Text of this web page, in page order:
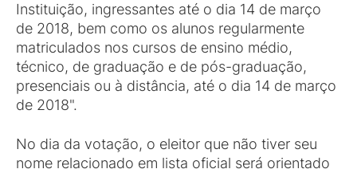
Instituição, ingressantes até o dia 14 de março
de 2018, bem como os alunos regularmente
matriculados nos cursos de ensino médio,
técnico, de graduação e de pós-graduação,
presenciais ou à distância, até o dia 14 de março
de 2018".
No dia da votação, o eleitor que não tiver seu
nome relacionado em lista oficial será orientado